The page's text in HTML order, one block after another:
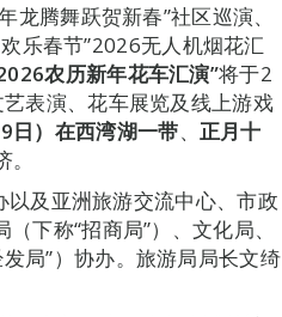
腾舞跃贺新春”社区巡演、
乐春节”2026无人机烟花汇
农历新年花车汇演”将于2
表演、花车展览及线上游戏
日）在西湾湖一带、 正月十
及亚洲旅游交流中心、市政
下称“招商局”）、文化局、
局”）协办。旅游局局长文绮